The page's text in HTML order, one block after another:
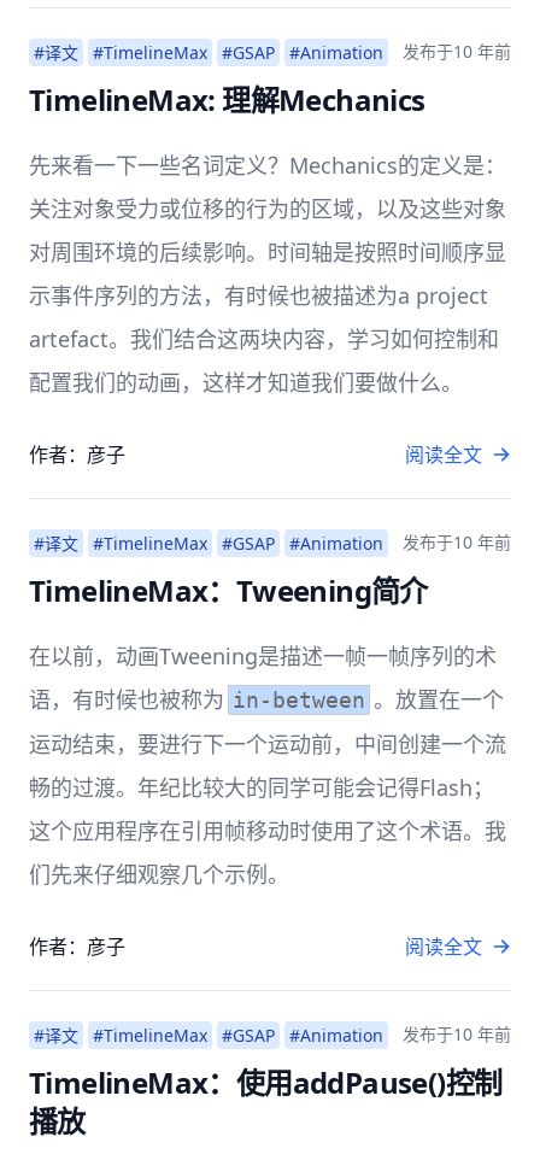
#译文 #TimelineMax #GSAP #Animation 发布于10 年前
TimelineMax: 理解Mechanics
先来看一下一些名词定义？Mechanics的定义是：
关注对象受力或位移的行为的区域，以及这些对象
对周围环境的后续影响。时间轴是按照时间顺序显
示事件序列的方法，有时候也被描述为a project
artefact。我们结合这两块内容，学习如何控制和
配置我们的动画，这样才知道我们要做什么。
作者：彦子 阅读全文
#译文 #TimelineMax #GSAP #Animation 发布于10 年前
TimelineMax：Tweening简介
在以前，动画Tweening是描述一帧一帧序列的术
语，有时候也被称为 in-between 。放置在一个
运动结束，要进行下一个运动前，中间创建一个流
畅的过渡。年纪比较大的同学可能会记得Flash；
这个应用程序在引用帧移动时使用了这个术语。我
们先来仔细观察几个示例。
作者：彦子 阅读全文
#译文 #TimelineMax #GSAP #Animation 发布于10 年前
TimelineMax：使用addPause()控制
播放